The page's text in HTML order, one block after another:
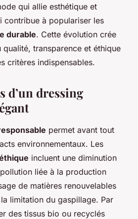
qui allie esthétique et
contribue à populariser les
durable. Cette évolution crée
qualité, transparence et éthique
critères indispensables.
d’un dressing
permet avant tout
environnementaux. Les
incluent une diminution
liée à la production
de matières renouvelables
limitation du gaspillage. Par
des tissus bio ou recyclés